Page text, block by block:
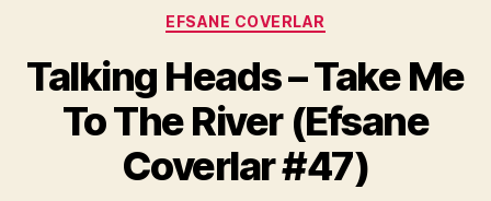
Kategoriler
EFSANE COVERLAR
Talking Heads – Take Me
To The River (Efsane
Coverlar #47)
Y
z
r
M
u